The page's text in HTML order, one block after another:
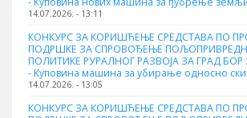
14.07.2026. - 13:11
КОНКУРС ЗА КОРИШЋЕЊЕ СРЕДСТАВА ПО
ПОДРШКЕ ЗА СПРОВОЂЕЊЕ
ПОЛИТИКЕ РУРАЛНОГ РАЗВОЈА ЗА ГРАД БОР
- Куповинa машина за убирање односно
14.07.2026. - 13:05
КОНКУРС ЗА КОРИШЋЕЊЕ СРЕДСТАВА ПО